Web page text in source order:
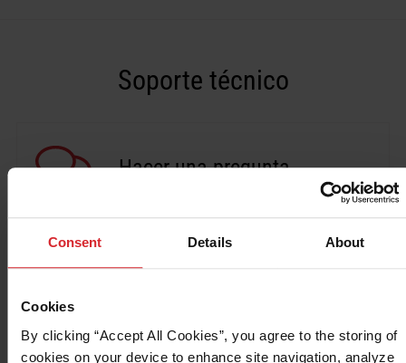
Consent Details About
Cookies
By clicking “Accept All Cookies”, you agree to the storing of
cookies on your device to enhance site navigation, analyze
Crear una cuenta
Quiénes somos
Dónde comprar
Soporte técnico
Hacer una pregunta
Asistencia técnica por producto